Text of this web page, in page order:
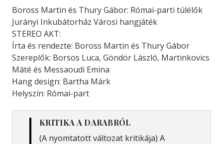
Boross Martin és Thury Gábor: Római-parti túlélők
Jurányi Inkubátorház Városi hangjáték
STEREO AKT:
Írta és rendezte: Boross Martin és Thury Gábor
Szereplők: Borsos Luca, Göndör László, Martinkovics
Máté és Messaoudi Emina
Hang design: Bartha Márk
Helyszín: Római-part
KRITIKA A DARABRÓL
(A nyomtatott változat kritikája) A